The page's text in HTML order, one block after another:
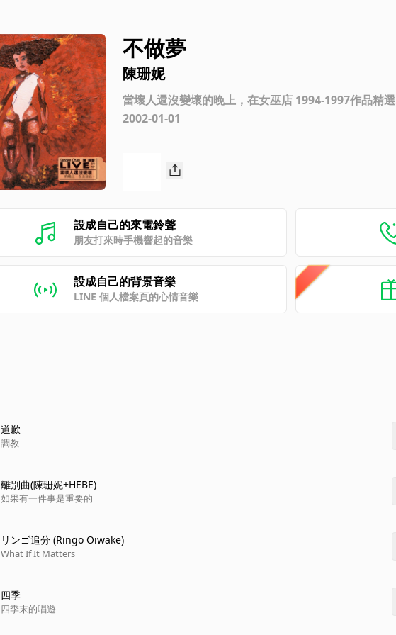
不做夢
陳珊妮
當壞人還沒變壞的晚上，在女巫店 1994-1997作品精選
2002-01-01
設成自己的來電鈴聲
朋友打來時手機響起的音樂
設成自己的背景音樂
LINE 個人檔案頁的心情音樂
道歉
調教
離別曲(陳珊妮+HEBE)
如果有一件事是重要的
リンゴ追分 (Ringo Oiwake)
What If It Matters
四季
四季末的唱遊